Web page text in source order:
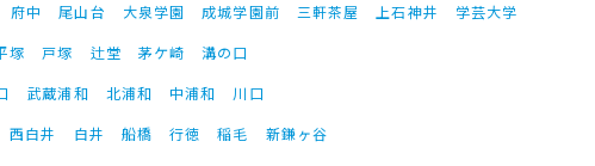
府中 尾山台 大泉学園 成城学園前 三軒茶屋 上石神井
学芸大学
塚 戸塚 辻堂 茅ケ崎
溝の口
武蔵浦和 北浦和 中浦和
川口
西白井 白井 船橋 行徳 稲毛 新鎌ヶ谷